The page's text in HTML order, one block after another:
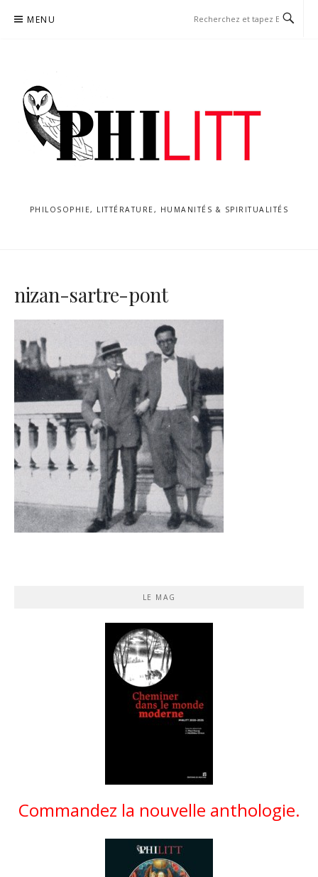
MENU
PHILOSOPHIE, LITTÉRATURE, HUMANITÉS & SPIRITUALITÉS
nizan-sartre-pont
LE MAG
Commandez la nouvelle anthologie.